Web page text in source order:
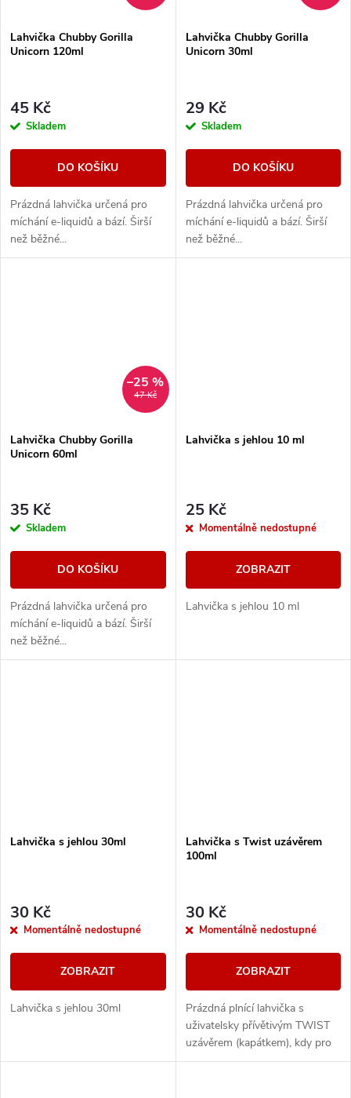
Lahvička Chubby Gorilla
Unicorn 120ml
45 Kč
Skladem
DO KOŠÍKU
Prázdná lahvička určená pro
míchání e-liquidů a bází. Širší
než běžné...
Lahvička Chubby Gorilla
Unicorn 30ml
29 Kč
Skladem
DO KOŠÍKU
Prázdná lahvička určená pro
míchání e-liquidů a bází. Širší
než běžné...
47 Kč
–25 %
Lahvička Chubby Gorilla
Unicorn 60ml
35 Kč
Skladem
DO KOŠÍKU
Prázdná lahvička určená pro
míchání e-liquidů a bází. Širší
než běžné...
Lahvička s jehlou 10 ml
25 Kč
Momentálně nedostupné
ZOBRAZIT
Lahvička s jehlou 10 ml
Lahvička s jehlou 30ml
30 Kč
Momentálně nedostupné
ZOBRAZIT
Lahvička s jehlou 30ml
Lahvička s Twist uzávěrem
100ml
30 Kč
Momentálně nedostupné
ZOBRAZIT
Prázdná plnící lahvička s
uživatelsky přívětivým TWIST
uzávěrem (kapátkem), kdy pro
otevření...